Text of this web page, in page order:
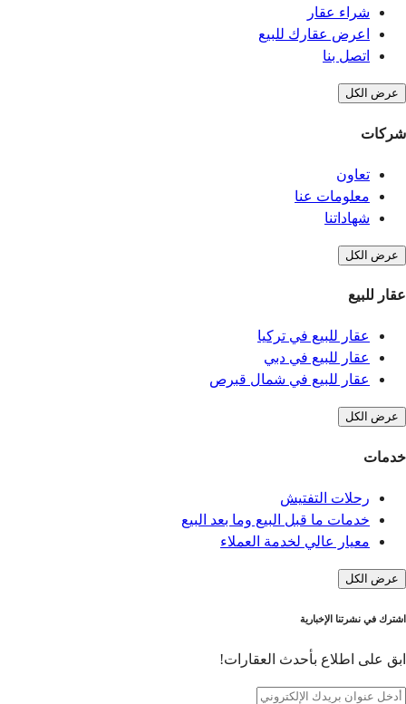
شراء عقار
اعرض عقارك للبيع
اتصل بنا
عرض الكل
شركات
تعاون
معلومات عنا
شهاداتنا
عرض الكل
عقار للبيع
عقار للبيع في تركيا
عقار للبيع في دبي
عقار للبيع في شمال قبرص
عرض الكل
خدمات
رحلات التفتيش
خدمات ما قبل البيع وما بعد البيع
معيار عالي لخدمة العملاء
عرض الكل
اشترك في نشرتنا الإخبارية
ابق على اطلاع بأحدث العقارات!